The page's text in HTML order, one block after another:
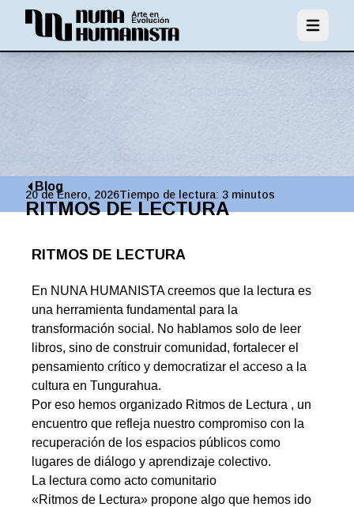
Abrir
Blog
RITMOS DE LECTURA
20 de Enero, 2026Tiempo de lectura: 3 minutos
RITMOS DE LECTURA
En NUNA HUMANISTA creemos que la lectura es
una herramienta fundamental para la
transformación social. No hablamos solo de leer
libros, sino de construir comunidad, fortalecer el
pensamiento crítico y democratizar el acceso a la
cultura en Tungurahua.
Por eso hemos organizado Ritmos de Lectura , un
encuentro que refleja nuestro compromiso con la
recuperación de los espacios públicos como
lugares de diálogo y aprendizaje colectivo.
La lectura como acto comunitario
«Ritmos de Lectura» propone algo que hemos ido